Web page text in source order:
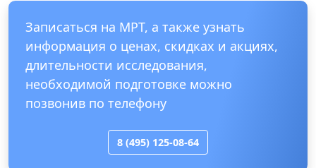
Записаться на МРТ, а также узнать
информация о ценах, скидках и акциях,
длительности исследования,
необходимой подготовке можно
позвонив по телефону
8 (495) 125-08-64